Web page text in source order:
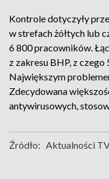
Kontrole dotyczyły
w strefach żółtych lub
6 800 pracowników.
z zakresu BHP, z czego
Największym
Zdecydowana
antywirusowych,
Źródło: Aktualności